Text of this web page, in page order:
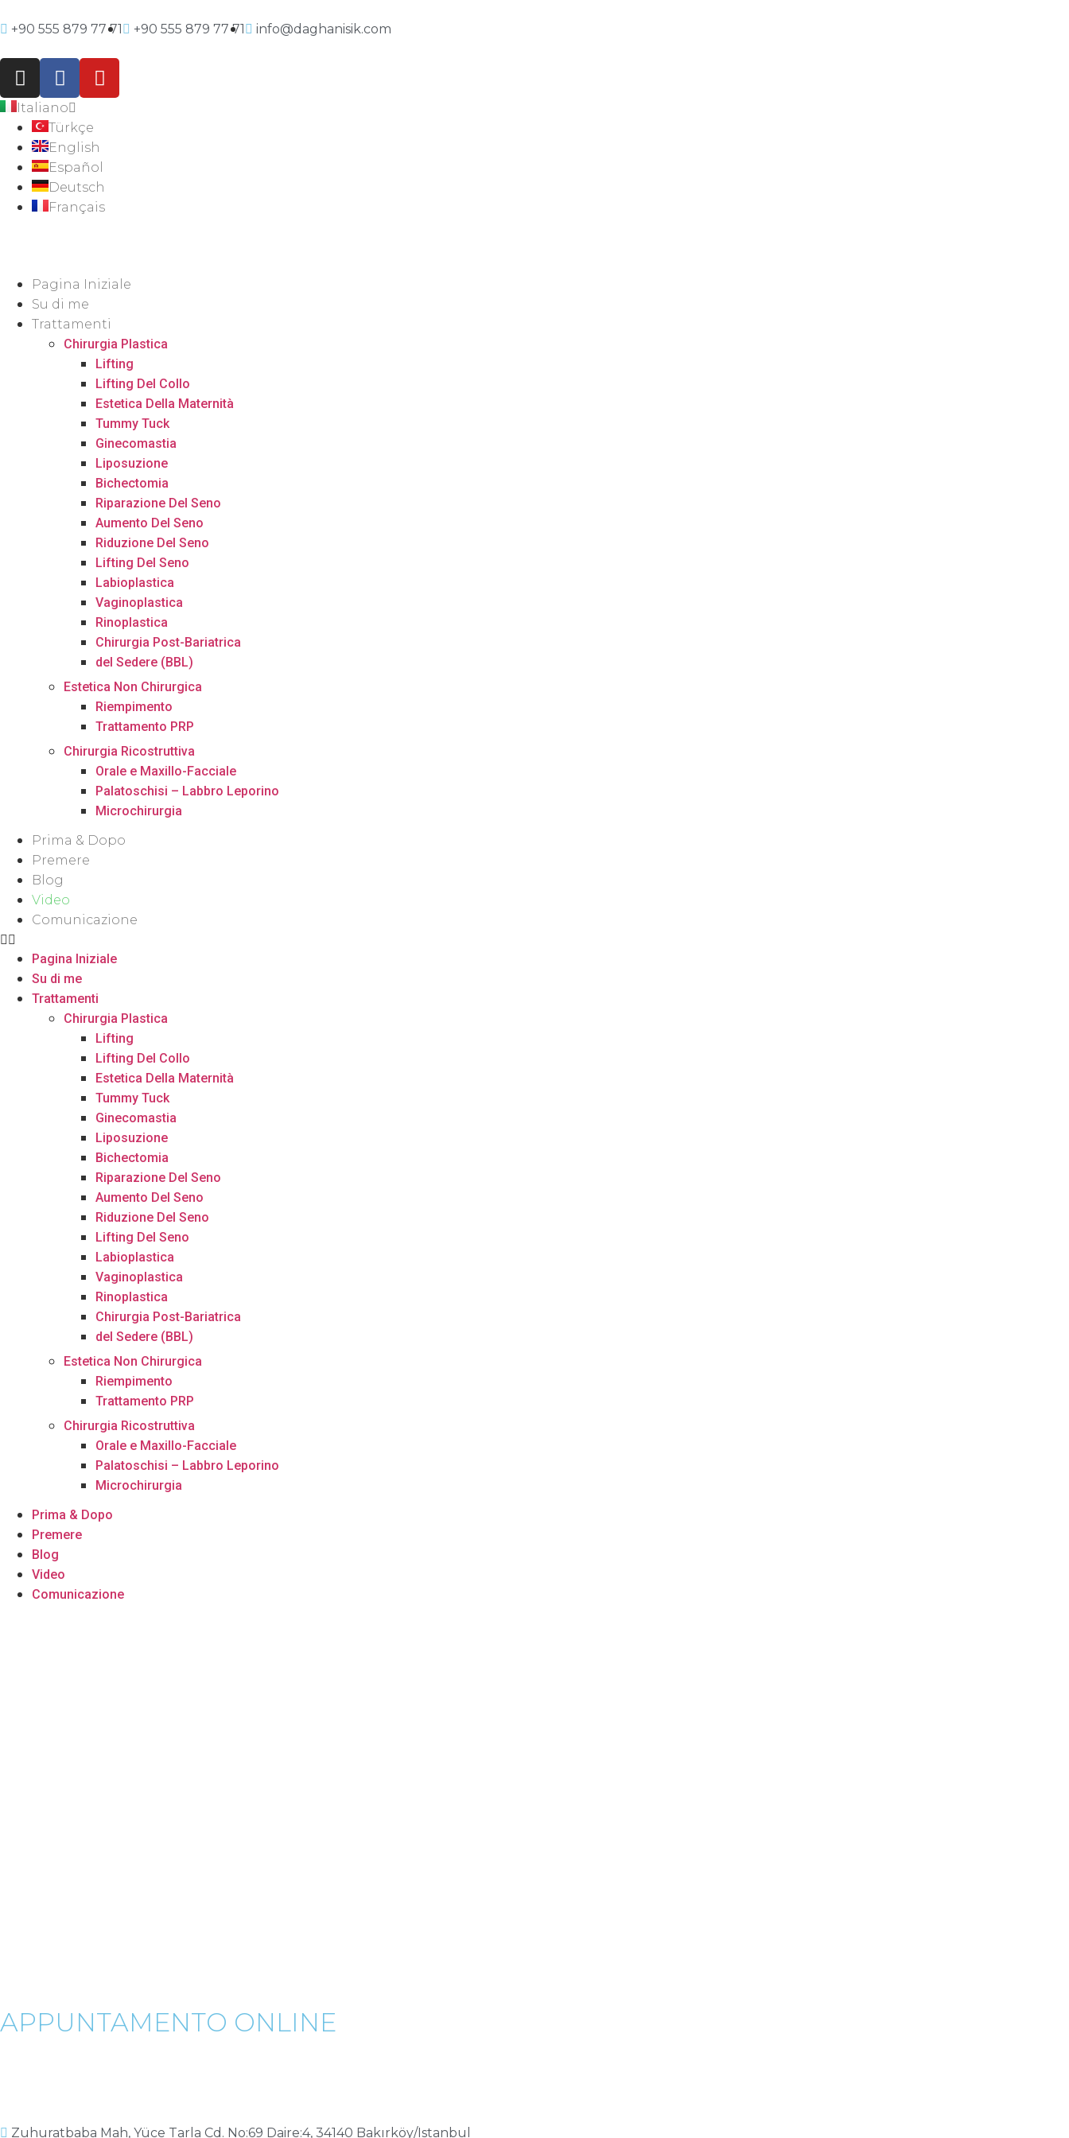
+90 555 879 77 71 +90 555 879 77 71 info@daghanisik.com
Italiano
Türkçe
English
Español
Deutsch
Français
Pagina Iniziale
Su di me
Trattamenti
Chirurgia Plastica
Lifting
Lifting Del Collo
Estetica Della Maternità
Tummy Tuck
Ginecomastia
Liposuzione
Bichectomia
Riparazione Del Seno
Aumento Del Seno
Riduzione Del Seno
Lifting Del Seno
Labioplastica
Vaginoplastica
Rinoplastica
Chirurgia Post-Bariatrica
del Sedere (BBL)
Estetica Non Chirurgica
Riempimento
Trattamento PRP
Chirurgia Ricostruttiva
Orale e Maxillo-Facciale
Palatoschisi – Labbro Leporino
Microchirurgia
Prima & Dopo
Premere
Blog
Video
Comunicazione
Pagina Iniziale
Su di me
Trattamenti
Chirurgia Plastica
Lifting
Lifting Del Collo
Estetica Della Maternità
Tummy Tuck
Ginecomastia
Liposuzione
Bichectomia
Riparazione Del Seno
Aumento Del Seno
Riduzione Del Seno
Lifting Del Seno
Labioplastica
Vaginoplastica
Rinoplastica
Chirurgia Post-Bariatrica
del Sedere (BBL)
Estetica Non Chirurgica
Riempimento
Trattamento PRP
Chirurgia Ricostruttiva
Orale e Maxillo-Facciale
Palatoschisi – Labbro Leporino
Microchirurgia
Prima & Dopo
Premere
Blog
Video
Comunicazione
APPUNTAMENTO ONLINE
Zuhuratbaba Mah, Yüce Tarla Cd. No:69 Daire:4, 34140 Bakırköy/Istanbul